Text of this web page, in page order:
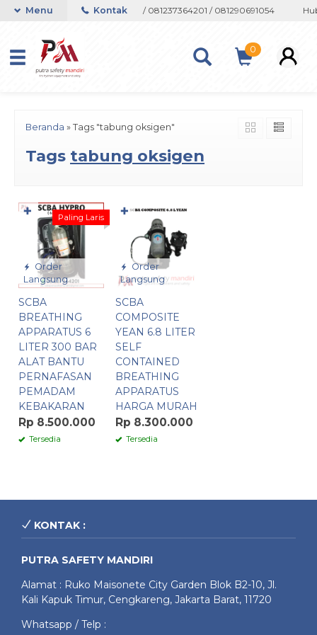
atau Whatsapp 082133767508 / 081237364201 / 081290691054
Menu Kontak
0
Beranda » Tags "tabung oksigen"
Tags tabung oksigen
Order
Langsung
Paling Laris
SCBA
BREATHING
APPARATUS 6
LITER 300 BAR
ALAT BANTU
PERNAFASAN
PEMADAM
KEBAKARAN
Rp 8.500.000
Tersedia
✚
Order
Langsung
SCBA
COMPOSITE
YEAN 6.8 LITER
SELF
CONTAINED
BREATHING
APPARATUS
HARGA MURAH
Rp 8.300.000
Tersedia
✚
KONTAK :
PUTRA SAFETY MANDIRI
Alamat : Ruko Maisonete City Garden Blok B2-10, Jl.
Kali Kapuk Timur, Cengkareng, Jakarta Barat, 11720
Whatsapp / Telp :